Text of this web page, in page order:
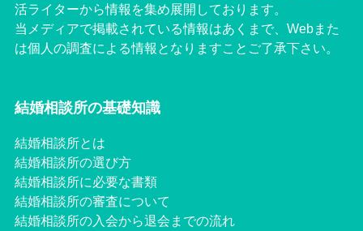
活ライターから情報を集め展開しております。
当メディアで掲載されている情報はあくまで、Webまた
は個人の調査による情報となりますことご了承下さい。
結婚相談所の基礎知識
結婚相談所とは
結婚相談所の選び方
結婚相談所に必要な書類
結婚相談所の審査について
結婚相談所の入会から退会までの流れ